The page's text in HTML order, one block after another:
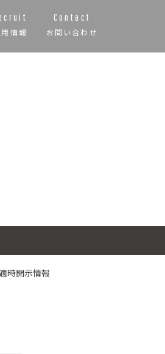
情報
Contact
お問い合わせ
時開示情報